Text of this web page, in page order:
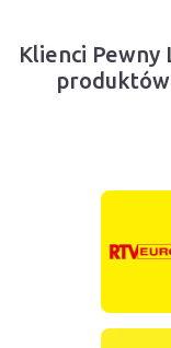
Klienci Pewny
produktów